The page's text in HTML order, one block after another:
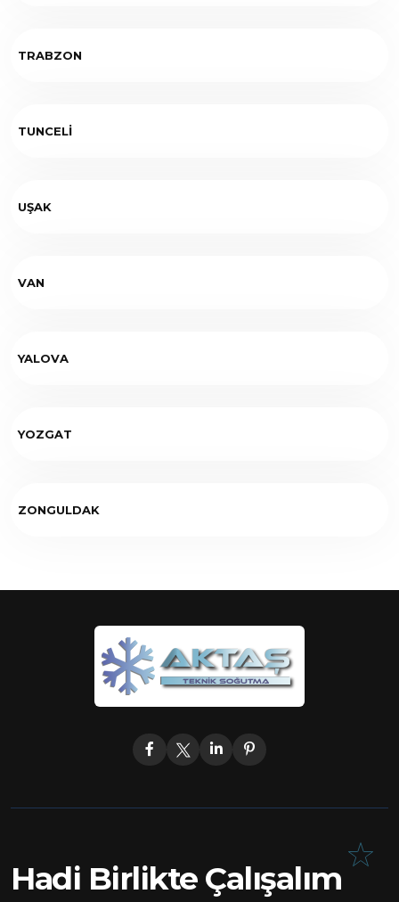
TRABZON
TUNCELİ
UŞAK
VAN
YALOVA
YOZGAT
ZONGULDAK
Hadi Birlikte Çalışalım